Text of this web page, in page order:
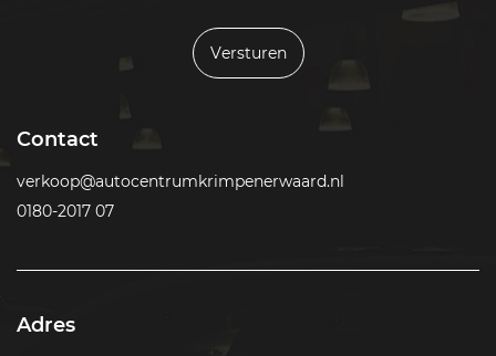
Versturen
Contact
verkoop@autocentrumkrimpenerwaard.nl
0180-2017 07
Adres